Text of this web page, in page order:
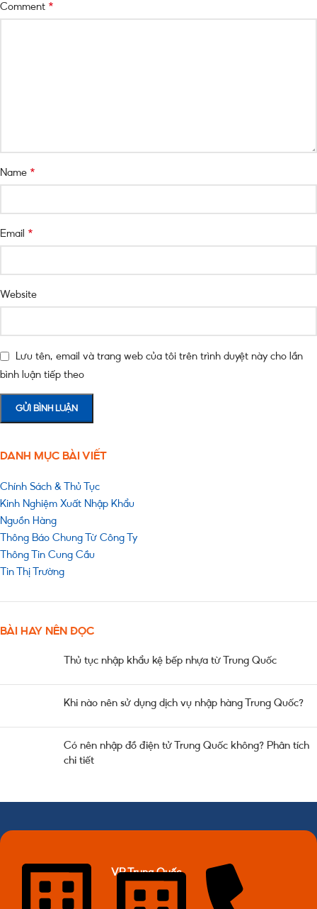
Comment *
Name *
Email *
Website
Lưu tên, email và trang web của tôi trên trình duyệt này cho lần
bình luận tiếp theo
DANH MỤC BÀI VIẾT
Chính Sách & Thủ Tục
Kinh Nghiệm Xuất Nhập Khẩu
Nguồn Hàng
Thông Báo Chung Từ Công Ty
Thông Tin Cung Cầu
Tin Thị Trường
BÀI HAY NÊN ĐỌC
Thủ tục nhập khẩu kệ bếp nhựa từ Trung Quốc
Khi nào nên sử dụng dịch vụ nhập hàng Trung Quốc?
Có nên nhập đồ điện tử Trung Quốc không? Phân tích
chi tiết
VP Trung Quốc